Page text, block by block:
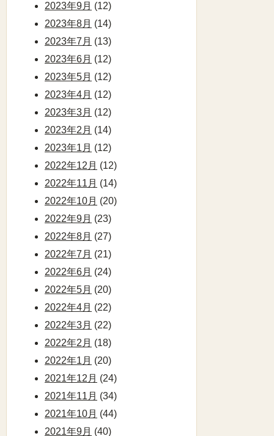
2023年9月 (12)
2023年8月 (14)
2023年7月 (13)
2023年6月 (12)
2023年5月 (12)
2023年4月 (12)
2023年3月 (12)
2023年2月 (14)
2023年1月 (12)
2022年12月 (12)
2022年11月 (14)
2022年10月 (20)
2022年9月 (23)
2022年8月 (27)
2022年7月 (21)
2022年6月 (24)
2022年5月 (20)
2022年4月 (22)
2022年3月 (22)
2022年2月 (18)
2022年1月 (20)
2021年12月 (24)
2021年11月 (34)
2021年10月 (44)
2021年9月 (40)